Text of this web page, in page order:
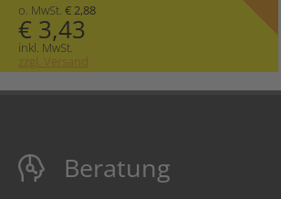
o. MwSt. € 2,88
€ 3,43
inkl. MwSt.
zzgl. Versand
Beratung